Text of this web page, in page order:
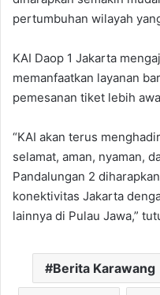
pertumbuhan wilayah
‎‎KAI Daop 1 Jakarta
memanfaatkan layanan
pemesanan tiket lebih
“KAI akan terus
selamat, aman, nyaman,
Pandalungan 2
konektivitas Jakarta
lainnya di Pulau Jawa,”
Berita Karawang